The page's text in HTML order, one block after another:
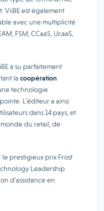
ViiBE est également
avec une multiplicité
FSM, CCaaS, UcaaS,
a su parfaitement
la coopération
technologie
L’éditeur a ainsi
dans 14 pays, et
du retail, de
le prestigieux prix Frost
Leadership
d’assistance en